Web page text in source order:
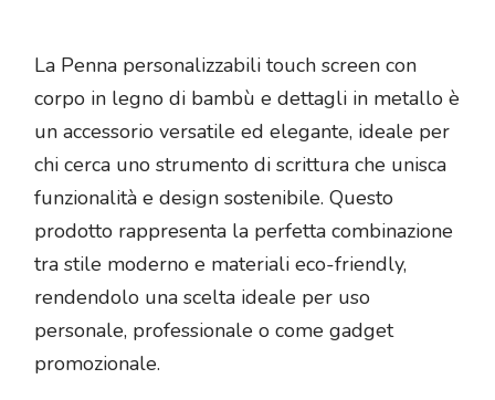
La Penna personalizzabili touch screen con
corpo in legno di bambù e dettagli in metallo è
un accessorio versatile ed elegante, ideale per
chi cerca uno strumento di scrittura che unisca
funzionalità e design sostenibile. Questo
prodotto rappresenta la perfetta combinazione
tra stile moderno e materiali eco-friendly,
rendendolo una scelta ideale per uso
personale, professionale o come gadget
promozionale.